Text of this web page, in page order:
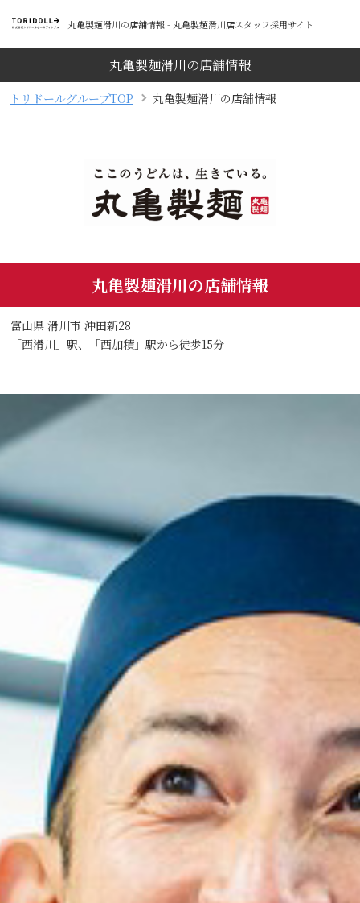
丸亀製麺滑川の店舗情報 - 丸亀製麺滑川店スタッフ採用サイト
丸亀製麺滑川の店舗情報
トリドールグループTOP 丸亀製麺滑川の店舗情報
丸亀製麺滑川の店舗情報
富山県 滑川市 沖田新28
「西滑川」駅、「西加積」駅から徒歩15分